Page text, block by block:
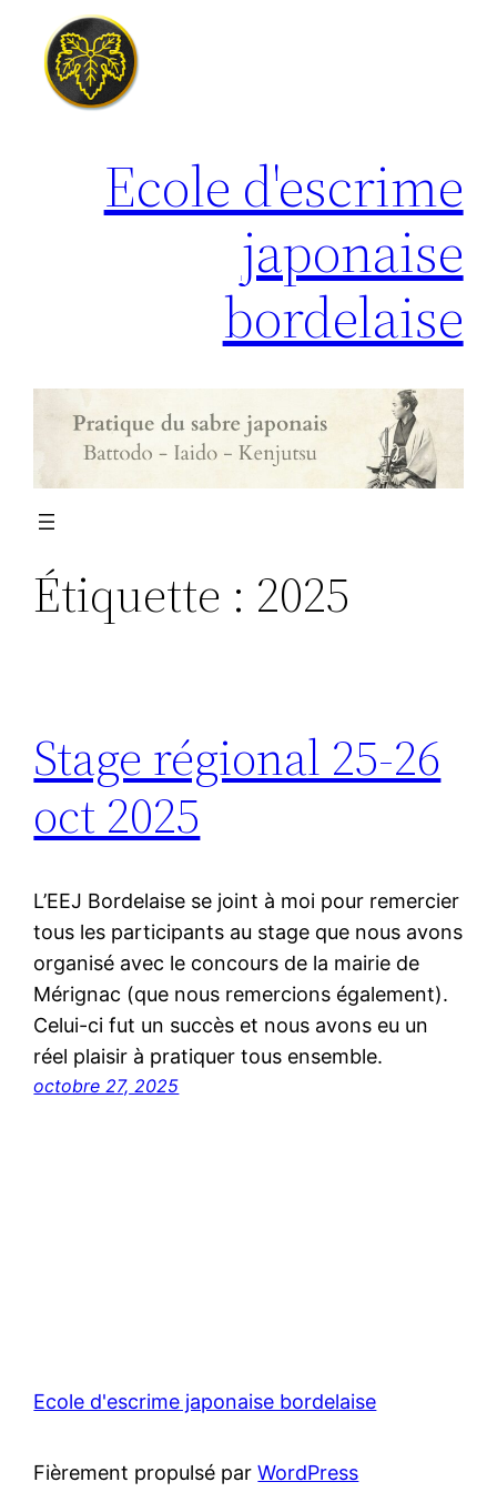
contenu
Ecole d'escrime
japonaise
bordelaise
Étiquette : 2025
Stage régional 25-26
oct 2025
L’EEJ Bordelaise se joint à moi pour remercier
tous les participants au stage que nous avons
organisé avec le concours de la mairie de
Mérignac (que nous remercions également).
Celui-ci fut un succès et nous avons eu un
réel plaisir à pratiquer tous ensemble.
octobre 27, 2025
Ecole d'escrime japonaise bordelaise
Fièrement propulsé parWordPress